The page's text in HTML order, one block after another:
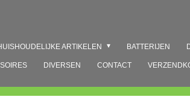
ARTIKELEN BATTERIJEN
DIVERSEN CONTACT